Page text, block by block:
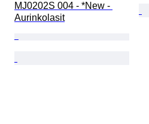
MJ0202S 004 - *New -
Aurinkolasit